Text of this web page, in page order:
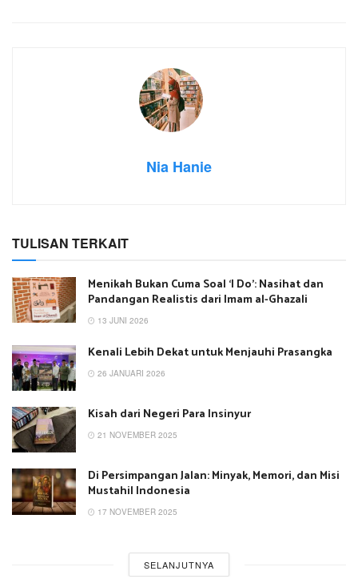
Nia Hanie
TULISAN TERKAIT
Menikah Bukan Cuma Soal ‘I Do’: Nasihat dan
Pandangan Realistis dari Imam al-Ghazali
13 JUNI 2026
Kenali Lebih Dekat untuk Menjauhi Prasangka
26 JANUARI 2026
Kisah dari Negeri Para Insinyur
21 NOVEMBER 2025
Di Persimpangan Jalan: Minyak, Memori, dan Misi
Mustahil Indonesia
17 NOVEMBER 2025
SELANJUTNYA